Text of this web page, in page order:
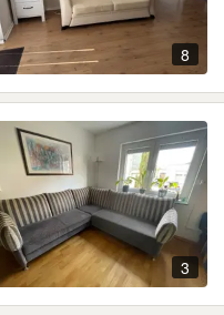
8
3